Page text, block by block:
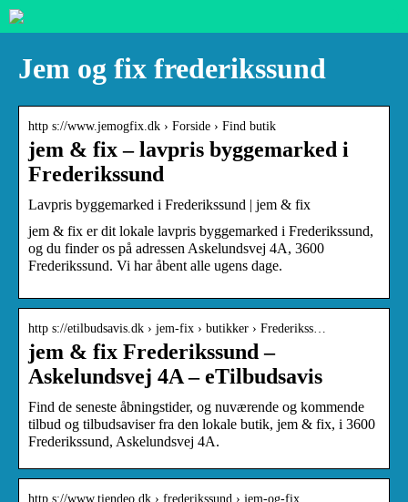
Jem og fix frederikssund
http s://www.jemogfix.dk › Forside › Find butik
jem & fix – lavpris byggemarked i
Frederikssund
Lavpris byggemarked i Frederikssund | jem & fix
jem & fix er dit lokale lavpris byggemarked i Frederikssund,
og du finder os på adressen Askelundsvej 4A, 3600
Frederikssund. Vi har åbent alle ugens dage.
http s://etilbudsavis.dk › jem-fix › butikker › Frederikss…
jem & fix Frederikssund –
Askelundsvej 4A – eTilbudsavis
Find de seneste åbningstider, og nuværende og kommende
tilbud og tilbudsaviser fra den lokale butik, jem & fix, i 3600
Frederikssund, Askelundsvej 4A.
http s://www.tiendeo.dk › frederikssund › jem-og-fix